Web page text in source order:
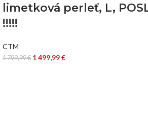
limetková perleť, L,
!!!!!
CTM
1 799,99€ 1 499,99€